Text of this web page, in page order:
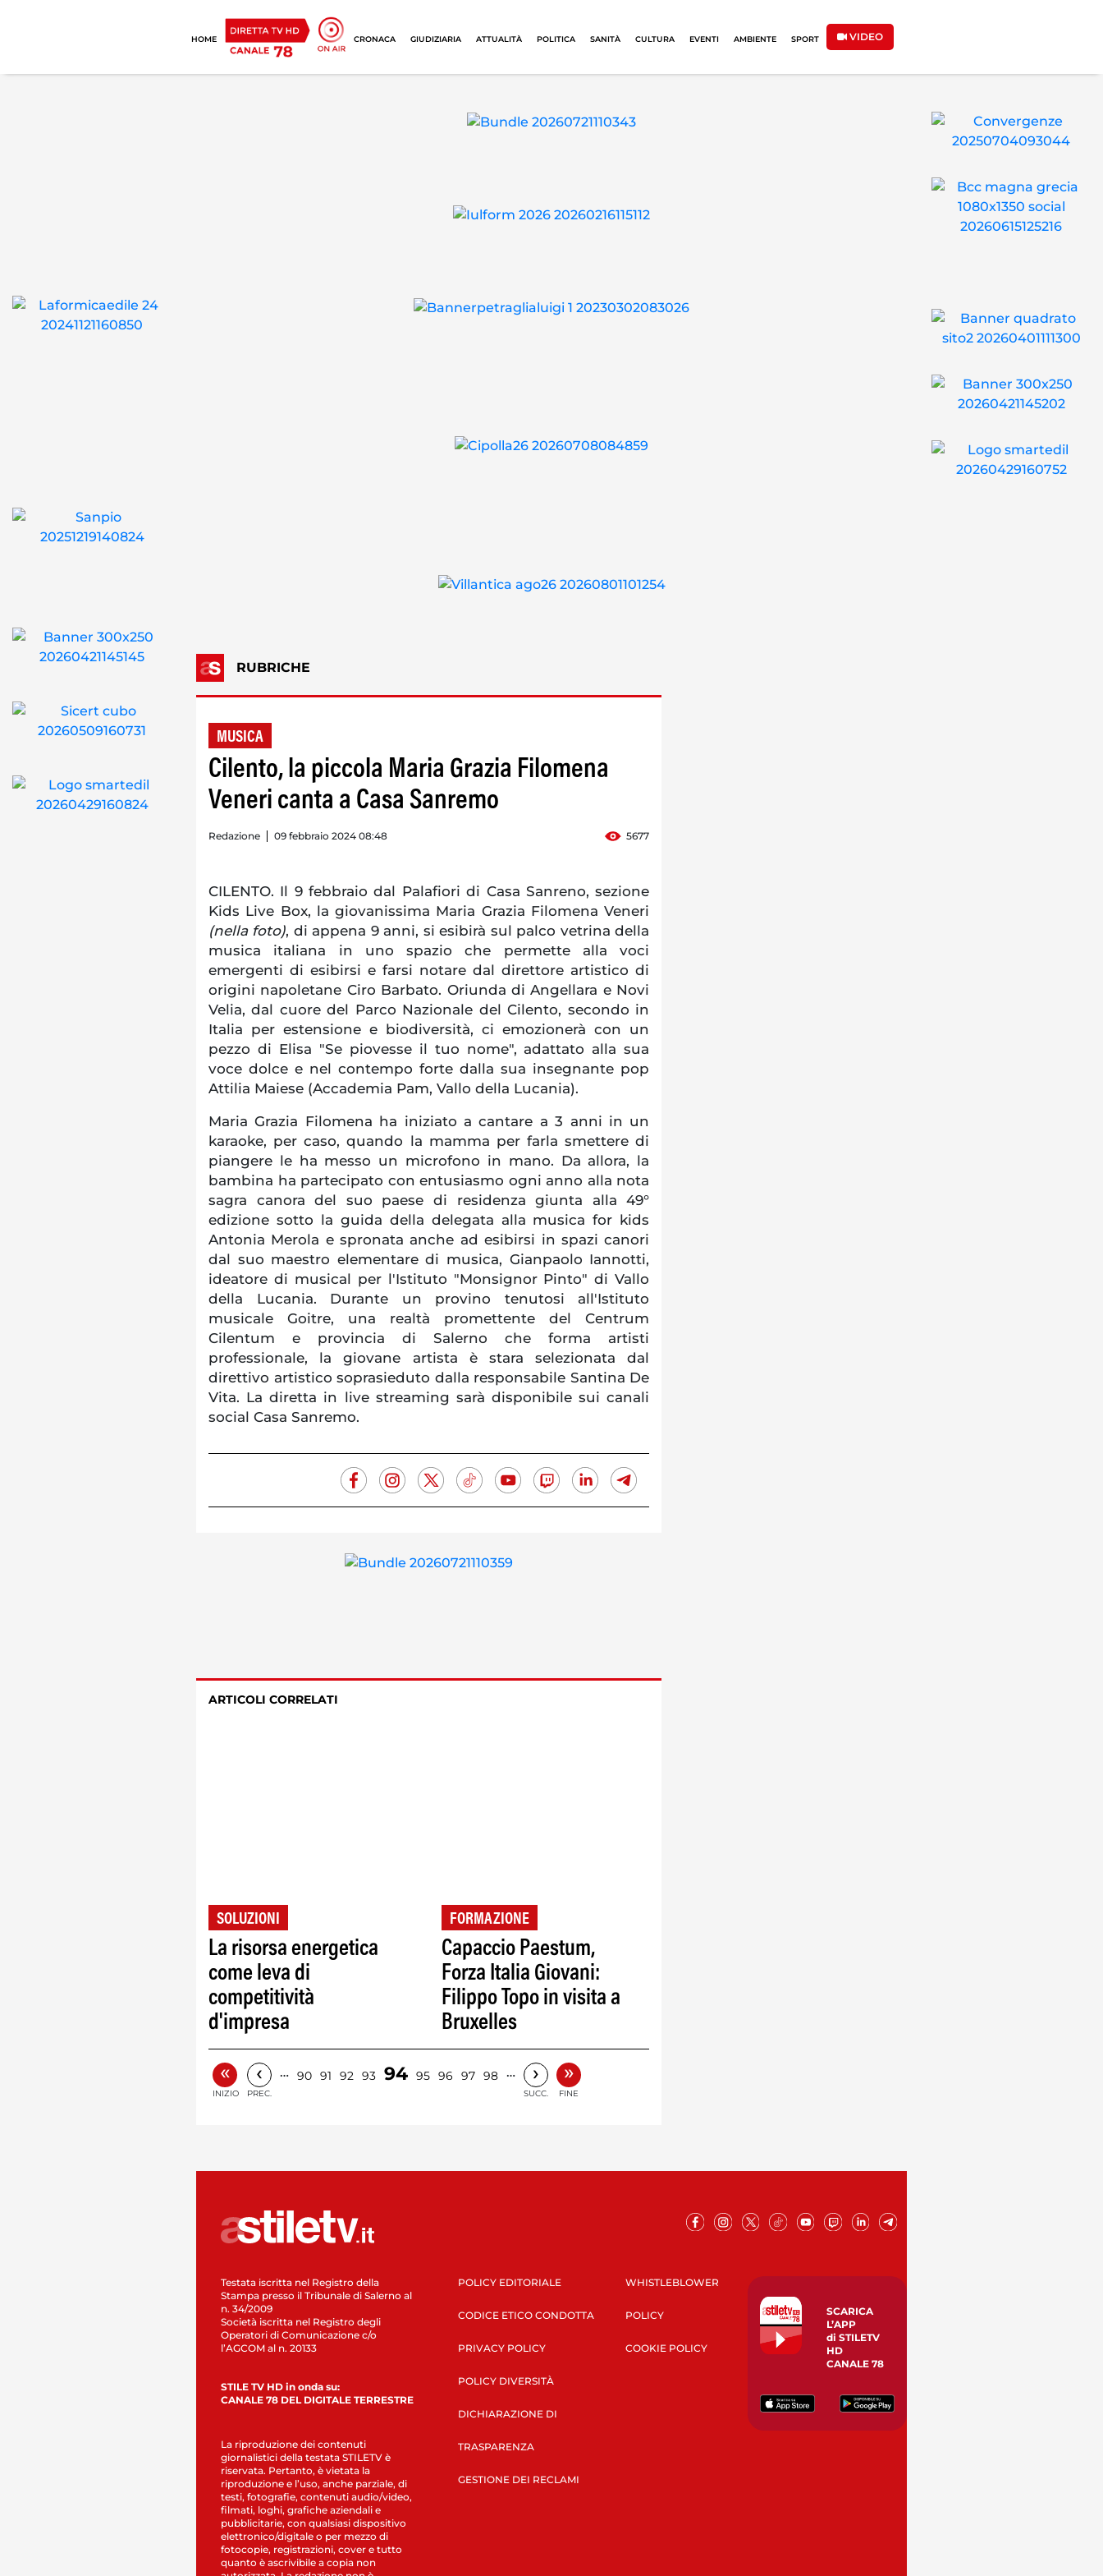
HOME CRONACA GIUDIZIARIA ATTUALITÀ POLITICA SANITÀ CULTURA EVENTI AMBIENTE SPORT VIDEO
RUBRICHE
MUSICA
Cilento, la piccola Maria Grazia Filomena
Veneri canta a Casa Sanremo
Redazione 09 febbraio 2024 08:48 5677
CILENTO. Il 9 febbraio dal Palafiori di Casa Sanreno, sezione
Kids Live Box, la giovanissima Maria Grazia Filomena Veneri
(nella foto), di appena 9 anni, si esibirà sul palco vetrina della
musica italiana in uno spazio che permette alla voci
emergenti di esibirsi e farsi notare dal direttore artistico di
origini napoletane Ciro Barbato. Oriunda di Angellara e Novi
Velia, dal cuore del Parco Nazionale del Cilento, secondo in
Italia per estensione e biodiversità, ci emozionerà con un
pezzo di Elisa "Se piovesse il tuo nome", adattato alla sua
voce dolce e nel contempo forte dalla sua insegnante pop
Attilia Maiese (Accademia Pam, Vallo della Lucania).
Maria Grazia Filomena ha iniziato a cantare a 3 anni in un
karaoke, per caso, quando la mamma per farla smettere di
piangere le ha messo un microfono in mano. Da allora, la
bambina ha partecipato con entusiasmo ogni anno alla nota
sagra canora del suo paese di residenza giunta alla 49°
edizione sotto la guida della delegata alla musica for kids
Antonia Merola e spronata anche ad esibirsi in spazi canori
dal suo maestro elementare di musica, Gianpaolo Iannotti,
ideatore di musical per l'Istituto "Monsignor Pinto" di Vallo
della Lucania. Durante un provino tenutosi all'Istituto
musicale Goitre, una realtà promettente del Centrum
Cilentum e provincia di Salerno che forma artisti
professionale, la giovane artista è stara selezionata dal
direttivo artistico soprasieduto dalla responsabile Santina De
Vita. La diretta in live streaming sarà disponibile sui canali
social Casa Sanremo.
ARTICOLI CORRELATI
SOLUZIONI
La risorsa energetica
come leva di
competitività
d'impresa
FORMAZIONE
Capaccio Paestum,
Forza Italia Giovani:
Filippo Topo in visita a
Bruxelles
«
INIZIO
‹
PREC.
… 90 91 92 93 94 95 96 97 98 … ›
SUCC.
»
FINE
Testata iscritta nel Registro della
Stampa presso il Tribunale di Salerno al
n. 34/2009
Società iscritta nel Registro degli
Operatori di Comunicazione c/o
l’AGCOM al n. 20133
STILE TV HD in onda su:
CANALE 78 DEL DIGITALE TERRESTRE
La riproduzione dei contenuti
giornalistici della testata STILETV è
riservata. Pertanto, è vietata la
riproduzione e l’uso, anche parziale, di
testi, fotografie, contenuti audio/video,
filmati, loghi, grafiche aziendali e
pubblicitarie, con qualsiasi dispositivo
elettronico/digitale o per mezzo di
fotocopie, registrazioni, cover e tutto
quanto è ascrivibile a copia non
POLICY EDITORIALE
CODICE ETICO CONDOTTA
PRIVACY POLICY
POLICY DIVERSITÀ
DICHIARAZIONE DI
TRASPARENZA
GESTIONE DEI RECLAMI
WHISTLEBLOWER
POLICY
COOKIE POLICY
SCARICA
L’APP
di STILETV
HD
CANALE 78